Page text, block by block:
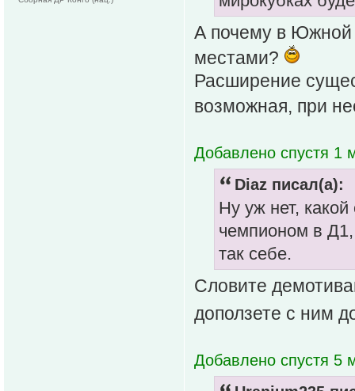
А почему в Южной
местами?
Расширение
возможная, при
Добавлено спустя 1
Diaz писал(а):
Ну уж нет,
чемпионом в
так себе.
Словите
доползете с ним
Добавлено спустя 5